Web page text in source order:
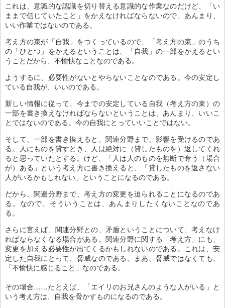
これは、意識的な認識を切り替える意識的な作業なのだけど、「い
ままで信じていたこと」をかえなければならないので、あんまり、
いい作業ではないのである。
考え方の束が「自我」をつくっているので、「考え方の束」のうち
の「ひとつ」をかえるということは、「自我」の一部をかえるとい
うことだから、不愉快なことなのである。
ようするに、必要性がないとやらないことなのである。今の安定し
ている自我が、いいのである。
新しい情報に従って、今までの安定している自我（考え方の束）の
一部を書き換えなければならないということは、あんまり、いいこ
とではないのである。今の自我にとっていいことではない。
そして、一部を書き換えると、関連分野まで、影響を受けるのであ
る。人にものを貸すとき、人は絶対に（貸したものを）返してくれ
ると思っていたとする。けど、「人は人のものを無断で奪う（場合
が）ある」という考え方に書き換えると、「貸したものを返さない
人がいるかもしれない」ということになるのである。
だから、関連分野まで、考え方の変更を迫られることになるのであ
る。なので、そういうことは、あんまりしたくないことなのであ
る。
さらに言えば、関連分野との、矛盾ということについて、考えなけ
ればならなくなる場合がある。関連分野に関する「考え方」にも、
変更を加える必要性が出てくるかもしれないのである。これは、安
定した自我にとって、脅威なのである。まあ、脅威ではなくても、
「不愉快に感じること」なのである。
その場合……たとえば、「エイリのお兄さんのような人がいる」と
いう考え方は、自我を脅かすものになるのである。